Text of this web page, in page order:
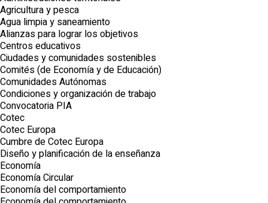
Agricultura y pesca
Agua limpia y saneamiento
Alianzas para lograr los objetivos
Centros educativos
Ciudades y comunidades sostenibles
Comités (de Economía y de Educación)
Comunidades Autónomas
Condiciones y organización de trabajo
Convocatoria PIA
Cotec
Cotec Europa
Cumbre de Cotec Europa
Diseño y planificación de la enseñanza
Economía
Economía Circular
Economía del comportamiento